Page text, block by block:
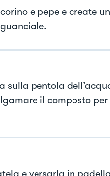
e pepe e create
sulla pentola
il composto per
e versarla in